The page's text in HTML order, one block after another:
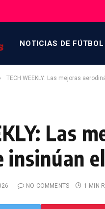
NOTICIAS DE FÚTBOL
TECH WEEKLY: Las mejoras
Las
NO COMMENTS 1 MIN